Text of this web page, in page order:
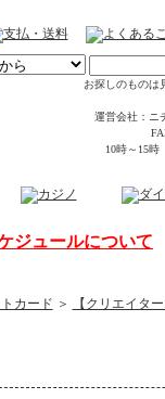
お探しのものは
運営会社：ニ
10時～15
ジュールについて
カード ＞
【クリエイタ